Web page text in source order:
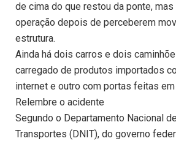
de cima do que restou da ponte,
operação depois de perceberem
estrutura.
Ainda há dois carros e dois
carregado de produtos importados
internet e outro com portas feitas
Relembre o acidente
Segundo o Departamento Nacional
Transportes (DNIT), do governo